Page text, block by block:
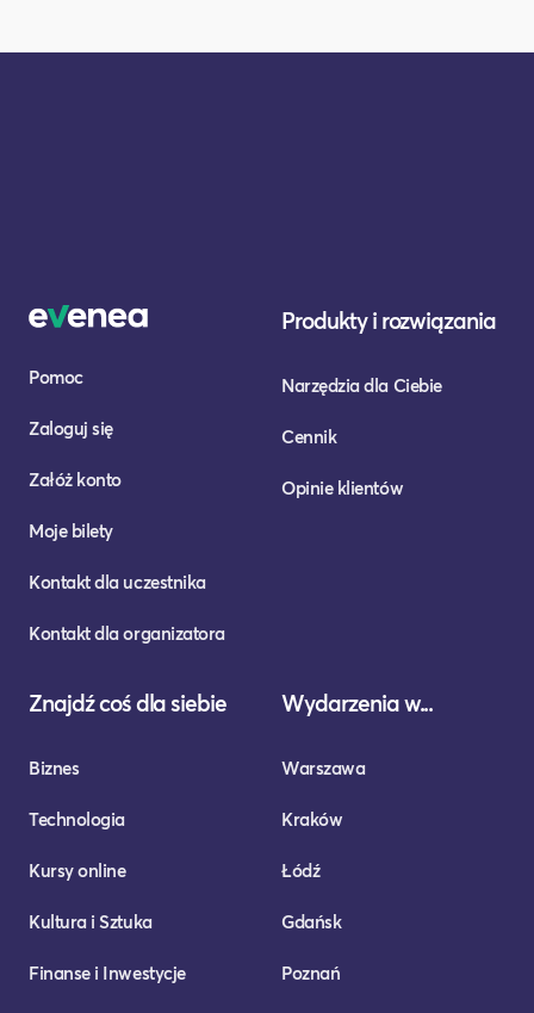
Pomoc
Zaloguj się
Załóż konto
Moje bilety
Kontakt dla uczestnika
Kontakt dla organizatora
Produkty i rozwiązania
Narzędzia dla Ciebie
Cennik
Opinie klientów
Znajdź coś dla siebie
Biznes
Technologia
Kursy online
Kultura i Sztuka
Finanse i Inwestycje
Wydarzenia w...
Warszawa
Kraków
Łódź
Gdańsk
Poznań